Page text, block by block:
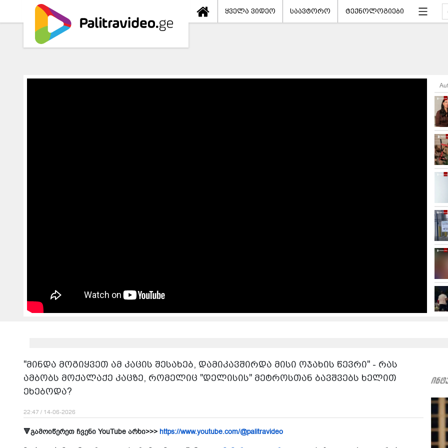
ყველა ვიდეო საავტორო ტექნოლოგიები
"მინდა მოგიყვეთ ამ კაცის შესახებ, დამიკავშირდა მისი ოჯახის წევრი" - რას
ამბობს მოქალაქე კაცზე, რომელიც "დელისის" მეტროსთან ბავშვებს ხელით
ეხებოდა?
22:47 / 14-06-2026
🔻გამოიწერეთ ჩვენი YouTube არხი>>> https://www.youtube.com/@palitravideo